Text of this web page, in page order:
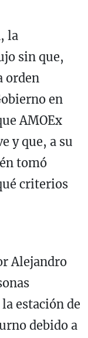
la
sin que,
orden
en
AMOEx
y que, a su
tomó
criterios
Alejandro
estación de
debido a